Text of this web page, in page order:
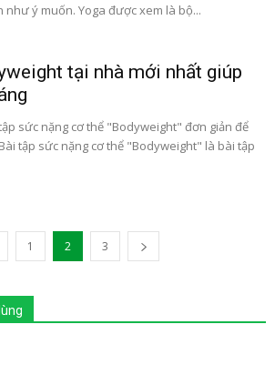
ý muốn. Yoga được xem là bộ...
tại nhà mới nhất giúp
sức nặng cơ thể "Bodyweight" đơn giản để
tập sức nặng cơ thể "Bodyweight" là bài tập
1 2 3